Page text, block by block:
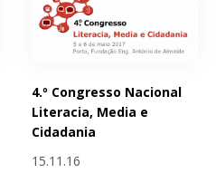
4.º Congresso Nacional
Literacia, Media e
Cidadania
15.11.16